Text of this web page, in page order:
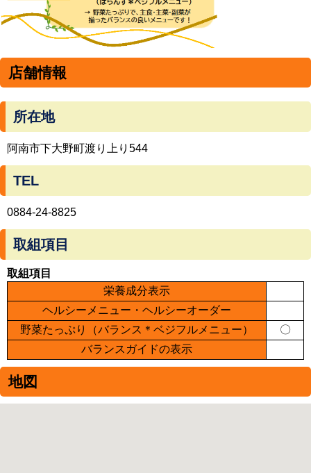
店舗情報
所在地
阿南市下大野町渡り上り544
TEL
0884-24-8825
取組項目
取組項目
栄養成分表示
ヘルシーメニュー・ヘルシーオーダー
野菜たっぷり（バランス＊ベジフルメニュー）
〇
バランスガイドの表示
地図